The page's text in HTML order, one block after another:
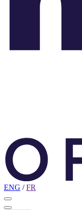
ENG /FR